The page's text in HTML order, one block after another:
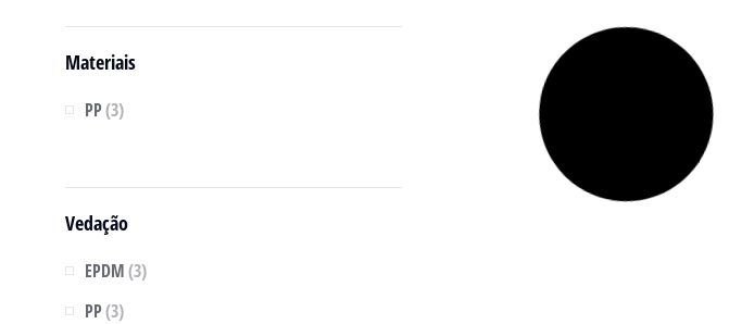
Materiais
PP(3)
Vedação
EPDM(3)
PP(3)